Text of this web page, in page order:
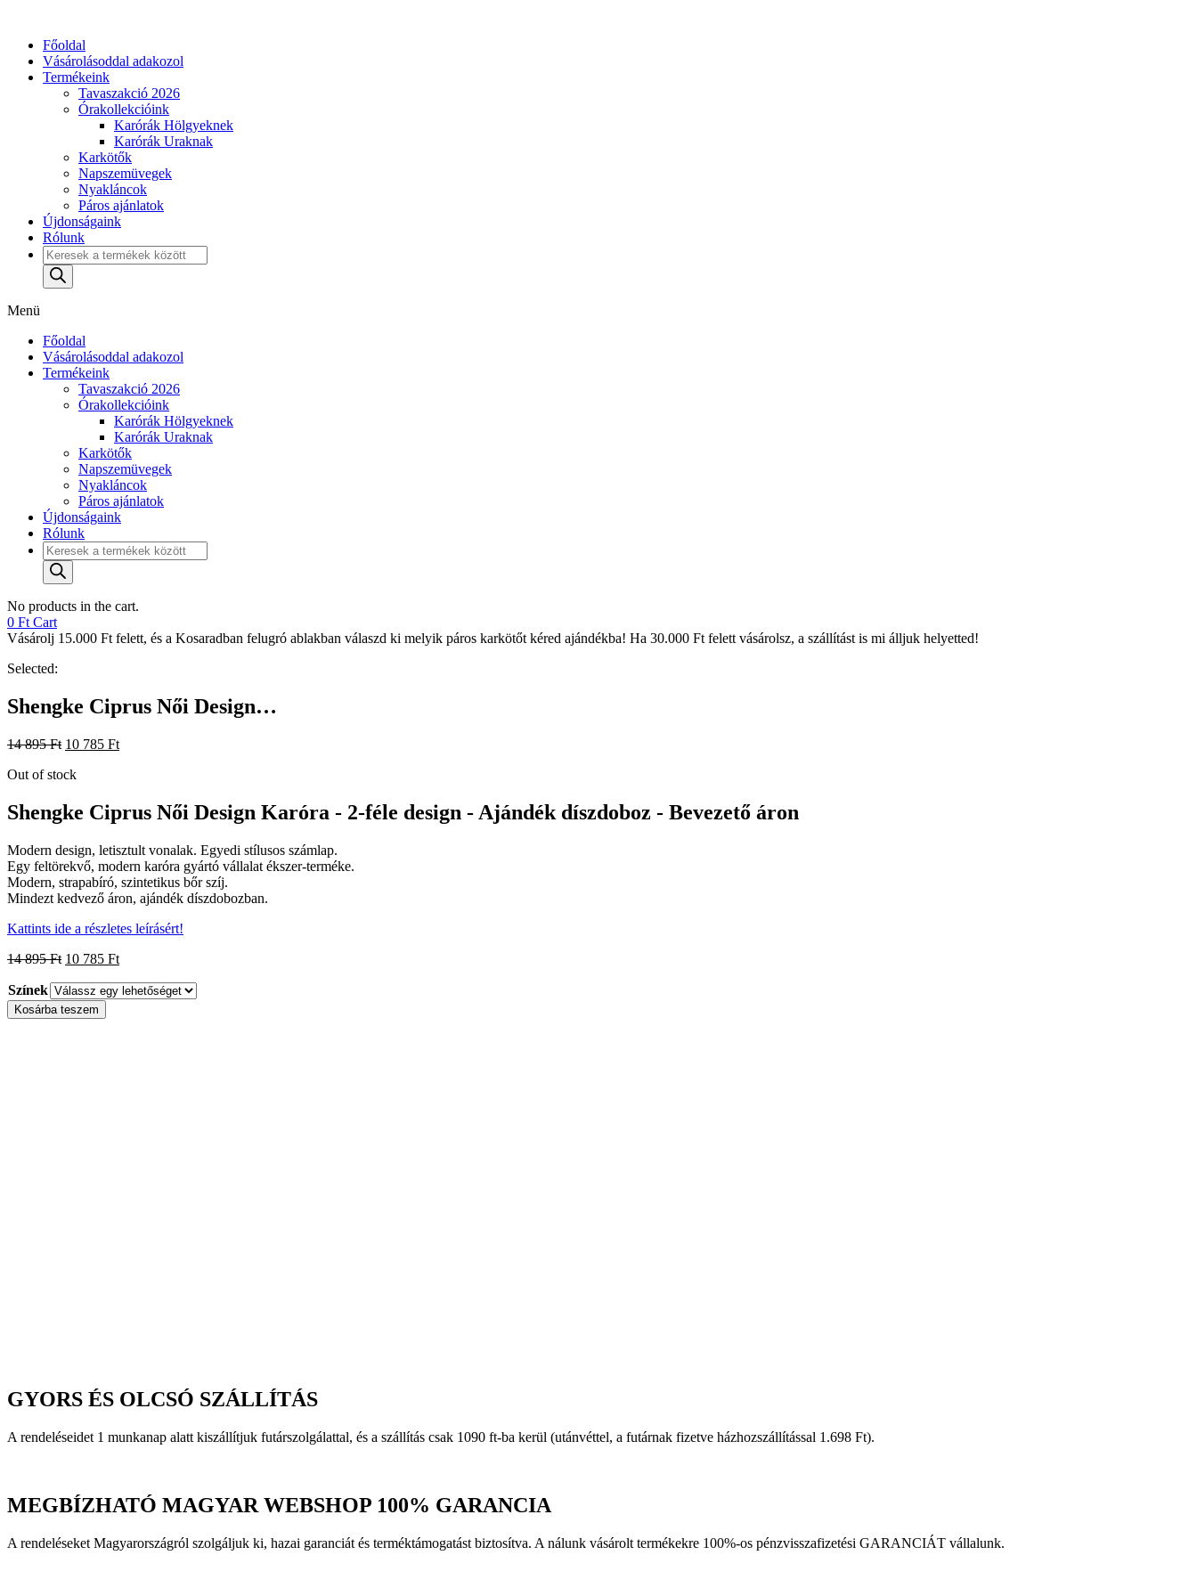
contentFőoldal
Vásárolásoddal adakozol
Termékeink
Tavaszakció 2026
Órakollekcióink
Karórák Hölgyeknek
Karórák Uraknak
Karkötők
Napszemüvegek
Nyakláncok
Páros ajánlatok
Újdonságaink
Rólunk
Products
search
Menü
Főoldal
Vásárolásoddal adakozol
Termékeink
Tavaszakció 2026
Órakollekcióink
Karórák Hölgyeknek
Karórák Uraknak
Karkötők
Napszemüvegek
Nyakláncok
Páros ajánlatok
Újdonságaink
Rólunk
Products
search
No products in the cart.
0 Ft Cart
Vásárolj 15.000 Ft felett, és a Kosaradban felugró ablakban válaszd ki melyik páros karkötőt kéred ajándékba! Ha 30.000 Ft felett vásárolsz, a szállítást is mi álljuk helyetted!
Selected:
Shengke Ciprus Női Design…
14 895Ft Original
was:
895 Ft.
10 785 FtCurrent
785 Ft.
Out of stock
Shengke Ciprus Női Design Karóra - 2-féle design - Ajándék díszdoboz - Bevezető áron
Modern design, letisztult vonalak. Egyedi stílusos számlap.
Egy feltörekvő, modern karóra gyártó vállalat ékszer-terméke.
Modern, strapabíró, szintetikus bőr szíj.
Mindezt kedvező áron, ajándék díszdobozban.
Kattints ide a részletes leírásért!
14 895Ft Original
was:
14
895 Ft.
10 785 FtCurrent
is:
Színek
Shengke
Ciprus
Kosárba teszem
GYORS ÉS OLCSÓ SZÁLLÍTÁS
A rendeléseidet 1 munkanap alatt kiszállítjuk futárszolgálattal, és a szállítás csak 1090 ft-ba kerül (utánvéttel, a futárnak fizetve házhozszállítással 1.698 Ft).
MEGBÍZHATÓ MAGYAR WEBSHOP 100% GARANCIA
A rendeléseket Magyarországról szolgáljuk ki, hazai garanciát és terméktámogatást biztosítva. A nálunk vásárolt termékekre 100%-os pénzvisszafizetési GARANCIÁT vállalunk.